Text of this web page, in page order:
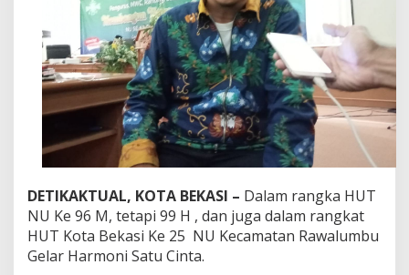
u
m
b
u
K
o
a
B
e
k
s
G
e
l
DETIKAKTUAL, KOTA BEKASI – Dalam rangka HUT
NU Ke 96 M, tetapi 99 H , dan juga dalam rangkat
HUT Kota Bekasi Ke 25 NU Kecamatan Rawalumbu
Gelar Harmoni Satu Cinta.